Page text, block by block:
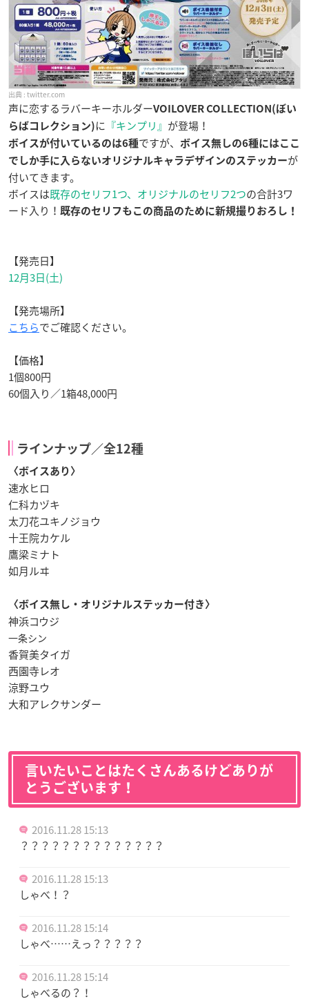
twitter.com
声に恋するラバーキーホルダーVOILOVER COLLECTION(ぼい
らばコレクション) に 『キンプリ』 が登場！
ボイスが付いているのは6種ですが、
ボイス無しの6種にはここ
でしか手に入らないオリジナルキャラデザインのステッカーが
付いてきます。
ボイスは既存のセリフ1つ、オリジナルのセリフ2つの合計3ワ
ード入り！ 既存のセリフもこの商品のために新規撮りおろし！
【発売日】
12月3日(土)
【発売場所】
こちらでご確認ください。
【価格】
1個800円
60個入り／1箱48,000円
ラインナップ／全12種
〈ボイスあり〉
速水ヒロ
仁科カヅキ
太刀花ユキノジョウ
十王院カケル
鷹梁ミナト
如月ルヰ
〈ボイス無し・オリジナルステッカー付き〉
神浜コウジ
一条シン
香賀美タイガ
西園寺レオ
涼野ユウ
大和アレクサンダー
言いたいことはたくさんあるけどありが
とうございます！
2016.11.28 15:13
？？？？？？？？？？？？？？
2016.11.28 15:13
しゃべ！？
2016.11.28 15:14
しゃべ……えっ？？？？？
2016.11.28 15:14
しゃべるの？！